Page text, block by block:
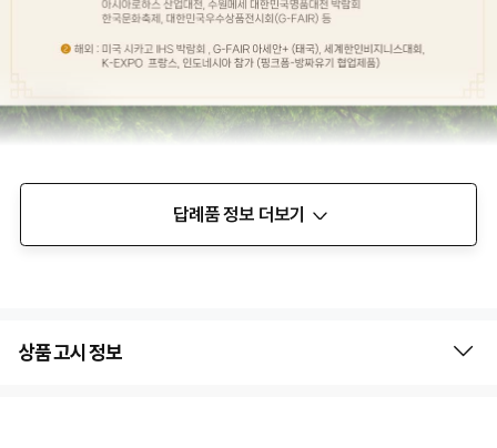
답례품 정보 더보기
상품 고시 정보